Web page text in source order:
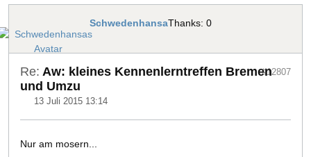
SchwedenhansaThanks: 0
Re: Aw: kleines Kennenlerntreffen Bremen
und Umzu
13 Juli 2015 13:14
#12807
Nur am mosern...